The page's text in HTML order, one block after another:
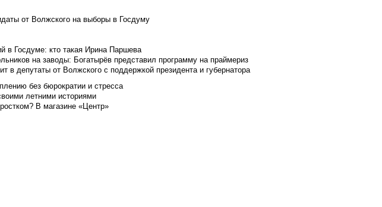
от Волжского на выборы в Госдуму
в Госдуме: кто такая Ирина Паршева
на заводы: Богатырёв представил программу на праймериз
в депутаты от Волжского с поддержкой президента и губернатора
без бюрократии и стресса
летними историями
В магазине «Центр»